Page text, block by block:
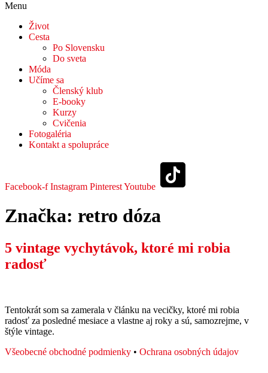
Menu
Život
Cesta
Po Slovensku
Do sveta
Móda
Učíme sa
Členský klub
E-booky
Kurzy
Cvičenia
Fotogaléria
Kontakt a spolupráce
Facebook-f Instagram PinterestYoutube
Značka: retro dóza
5 vintage vychytávok, ktoré mi robia
radosť
Tentokrát som sa zamerala v článku na vecičky, ktoré mi robia
radosť za posledné mesiace a vlastne aj roky a sú, samozrejme, v
štýle vintage.
Všeobecné obchodné podmienky • Ochrana osobných údajov